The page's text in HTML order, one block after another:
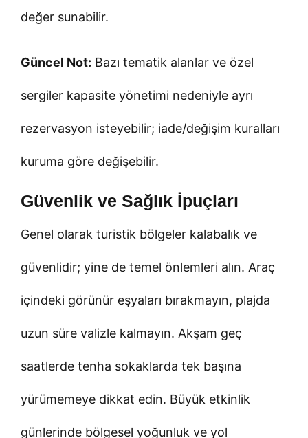
değer sunabilir.
Güncel Not: Bazı tematik alanlar ve özel
sergiler kapasite yönetimi nedeniyle ayrı
rezervasyon isteyebilir; iade/değişim kuralları
kuruma göre değişebilir.
Güvenlik ve Sağlık İpuçları
Genel olarak turistik bölgeler kalabalık ve
güvenlidir; yine de temel önlemleri alın. Araç
içindeki görünür eşyaları bırakmayın, plajda
uzun süre valizle kalmayın. Akşam geç
saatlerde tenha sokaklarda tek başına
yürümemeye dikkat edin. Büyük etkinlik
günlerinde bölgesel yoğunluk ve yol